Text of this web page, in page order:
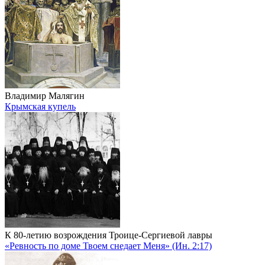
Владимир Малягин
Крымская купель
К 80-летию возрождения Троице-Сергиевой лавры
«Ревность по доме Твоем снедает Меня» (Ин. 2:17)